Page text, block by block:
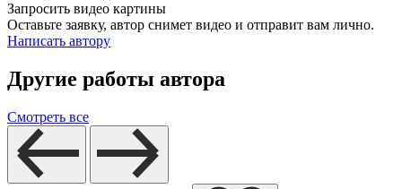
Запросить видео картины
Оставьте заявку, автор снимет видео и отправит вам лично.
Написать автору
Другие работы автора
Смотреть все